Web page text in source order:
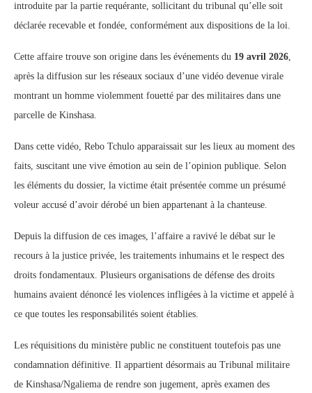
introduite par la partie requérante, sollicitant du tribunal qu’elle soit
déclarée recevable et fondée, conformément aux dispositions de la loi.
Cette affaire trouve son origine dans les événements du 19 avril 2026,
après la diffusion sur les réseaux sociaux d’une vidéo devenue virale
montrant un homme violemment fouetté par des militaires dans une
parcelle de Kinshasa.
Dans cette vidéo, Rebo Tchulo apparaissait sur les lieux au moment des
faits, suscitant une vive émotion au sein de l’opinion publique. Selon
les éléments du dossier, la victime était présentée comme un présumé
voleur accusé d’avoir dérobé un bien appartenant à la chanteuse.
Depuis la diffusion de ces images, l’affaire a ravivé le débat sur le
recours à la justice privée, les traitements inhumains et le respect des
droits fondamentaux. Plusieurs organisations de défense des droits
humains avaient dénoncé les violences infligées à la victime et appelé à
ce que toutes les responsabilités soient établies.
Les réquisitions du ministère public ne constituent toutefois pas une
condamnation définitive. Il appartient désormais au Tribunal militaire
de Kinshasa/Ngaliema de rendre son jugement, après examen des